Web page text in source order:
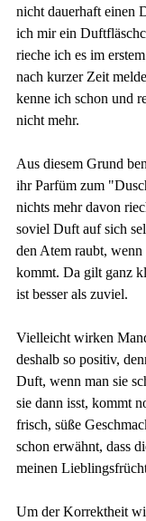
nicht dauerhaft einen
ich mir ein
rieche ich es im
nach kurzer Zeit
kenne ich schon und
nicht mehr.
Aus diesem Grund
ihr Parfüm zum
nichts mehr davon
soviel Duft auf sich
den Atem raubt,
kommt. Da gilt ganz
ist besser als zuviel.
Vielleicht wirken
deshalb so positiv,
Duft, wenn man sie
sie dann isst, kommt
frisch, süße
schon erwähnt, dass
meinen
Um der Korrektheit